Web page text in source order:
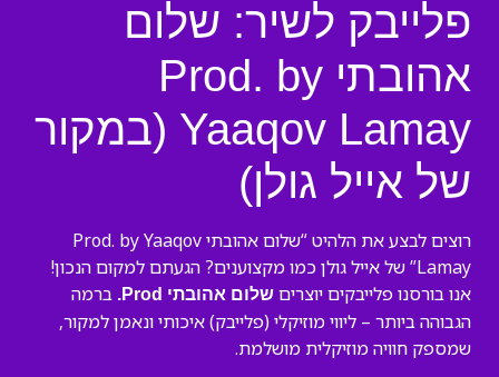
פלייבק לשיר: שלום
אהובתי Prod. by
Yaaqov Lamay (במקור
של אייל גולן)
רוצים לבצע את הלהיט “שלום אהובתי Prod. by Yaaqov
Lamay” של אייל גולן כמו מקצוענים? הגעתם למקום הנכון!
אנו בורסנו פלייבקים יוצרים שלום אהובתי Prod.
ברמה
הגבוהה ביותר – ליווי מוזיקלי (פלייבק) איכותי ונאמן למקור,
שמספק חוויה מוזיקלית מושלמת.